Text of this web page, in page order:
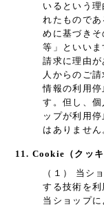
いるという
れたもので
めに基づき
等」といい
請求に理由
人からのご
情報の利用
す。但し、
ップが利用
はありません
11. Cookie（クッ
（１） 当シ
する技術を利
当ショップ